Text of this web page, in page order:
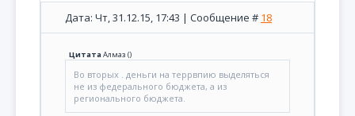
Дата: Чт, 31.12.15, 17:43 | Сообщение # 18
ЦитатаАлмаз ()
Во вторых . деньги на террвпию выделяться
не из федерального бюджета, а из
регионального бюджета.